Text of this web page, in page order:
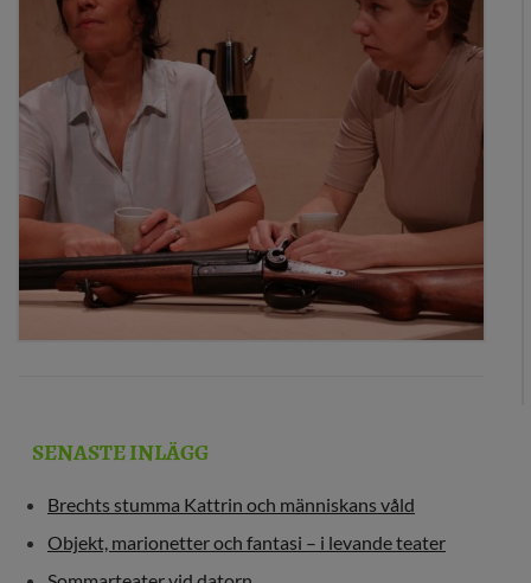
SENASTE INLÄGG
Brechts stumma Kattrin och människans våld
Objekt, marionetter och fantasi – i levande teater